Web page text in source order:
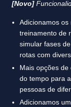
[Novo]
Adicionamos
treinamento de
simular fases
rotas com
Mais opções
do tempo para
pessoas de
Adicionamos